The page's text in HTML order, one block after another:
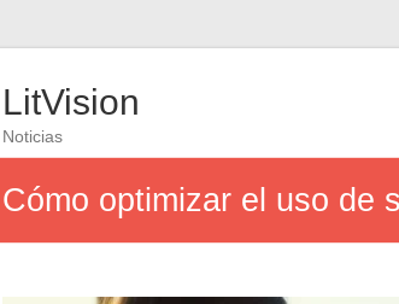
LitVision
Noticias
Cómo optimizar el uso de